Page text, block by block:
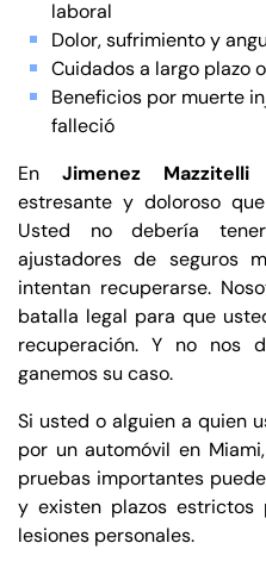
laboral
Dolor, sufrimiento y
Cuidados a largo plazo
Beneficios por muerte
falleció
En Jimenez Mazzitelli
estresante y doloroso
Usted no debería
ajustadores de seguros
intentan recuperarse.
batalla legal para que
recuperación. Y no nos
ganemos su caso.
Si usted o alguien a quien
por un automóvil en
pruebas importantes
y existen plazos estrictos
lesiones personales.